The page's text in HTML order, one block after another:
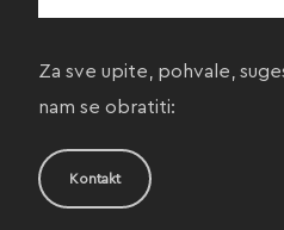
Za sve upite, pohvale,
nam se obratiti:
Kontakt